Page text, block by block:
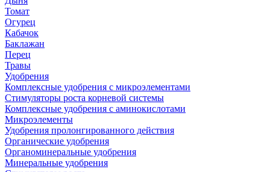
Томат
Огурец
Кабачок
Баклажан
Перец
Травы
Удобрения
Комплексные удобрения с микроэлементами
Стимуляторы роста корневой системы
Комплексные удобрения с аминокислотами
Микроэлементы
Удобрения пролонгированного действия
Органические удобрения
Органоминеральные удобрения
Минеральные удобрения